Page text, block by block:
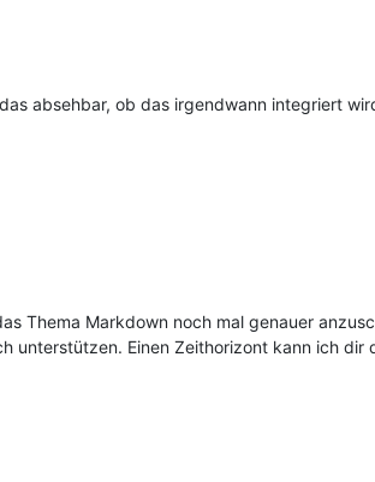
absehbar, ob das irgendwann integriert
Thema Markdown noch mal genauer
unterstützen. Einen Zeithorizont kann ich dir